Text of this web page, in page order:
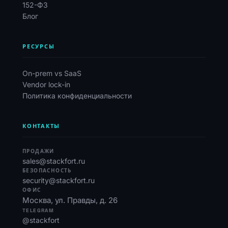
152-ФЗ
Блог
РЕСУРСЫ
On-prem vs SaaS
Vendor lock-in
Политика конфиденциальности
КОНТАКТЫ
ПРОДАЖИ
sales@stackfort.ru
БЕЗОПАСНОСТЬ
security@stackfort.ru
ОФИС
Москва, ул. Правды, д. 26
TELEGRAM
@stackfort